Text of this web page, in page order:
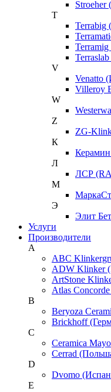
Stroeher
T
Terrabig
V
Venatto
Villeroy
W
Z
ZG-
К
Керамин
Л
ЛСР
М
Э
Элит
Услуги
Производители
A
ABC
ADW Klinker
ArtStone
Atlas
B
Beryoza
Brickhoff
C
Ceramica
Cerrad
D
Dvomo
E